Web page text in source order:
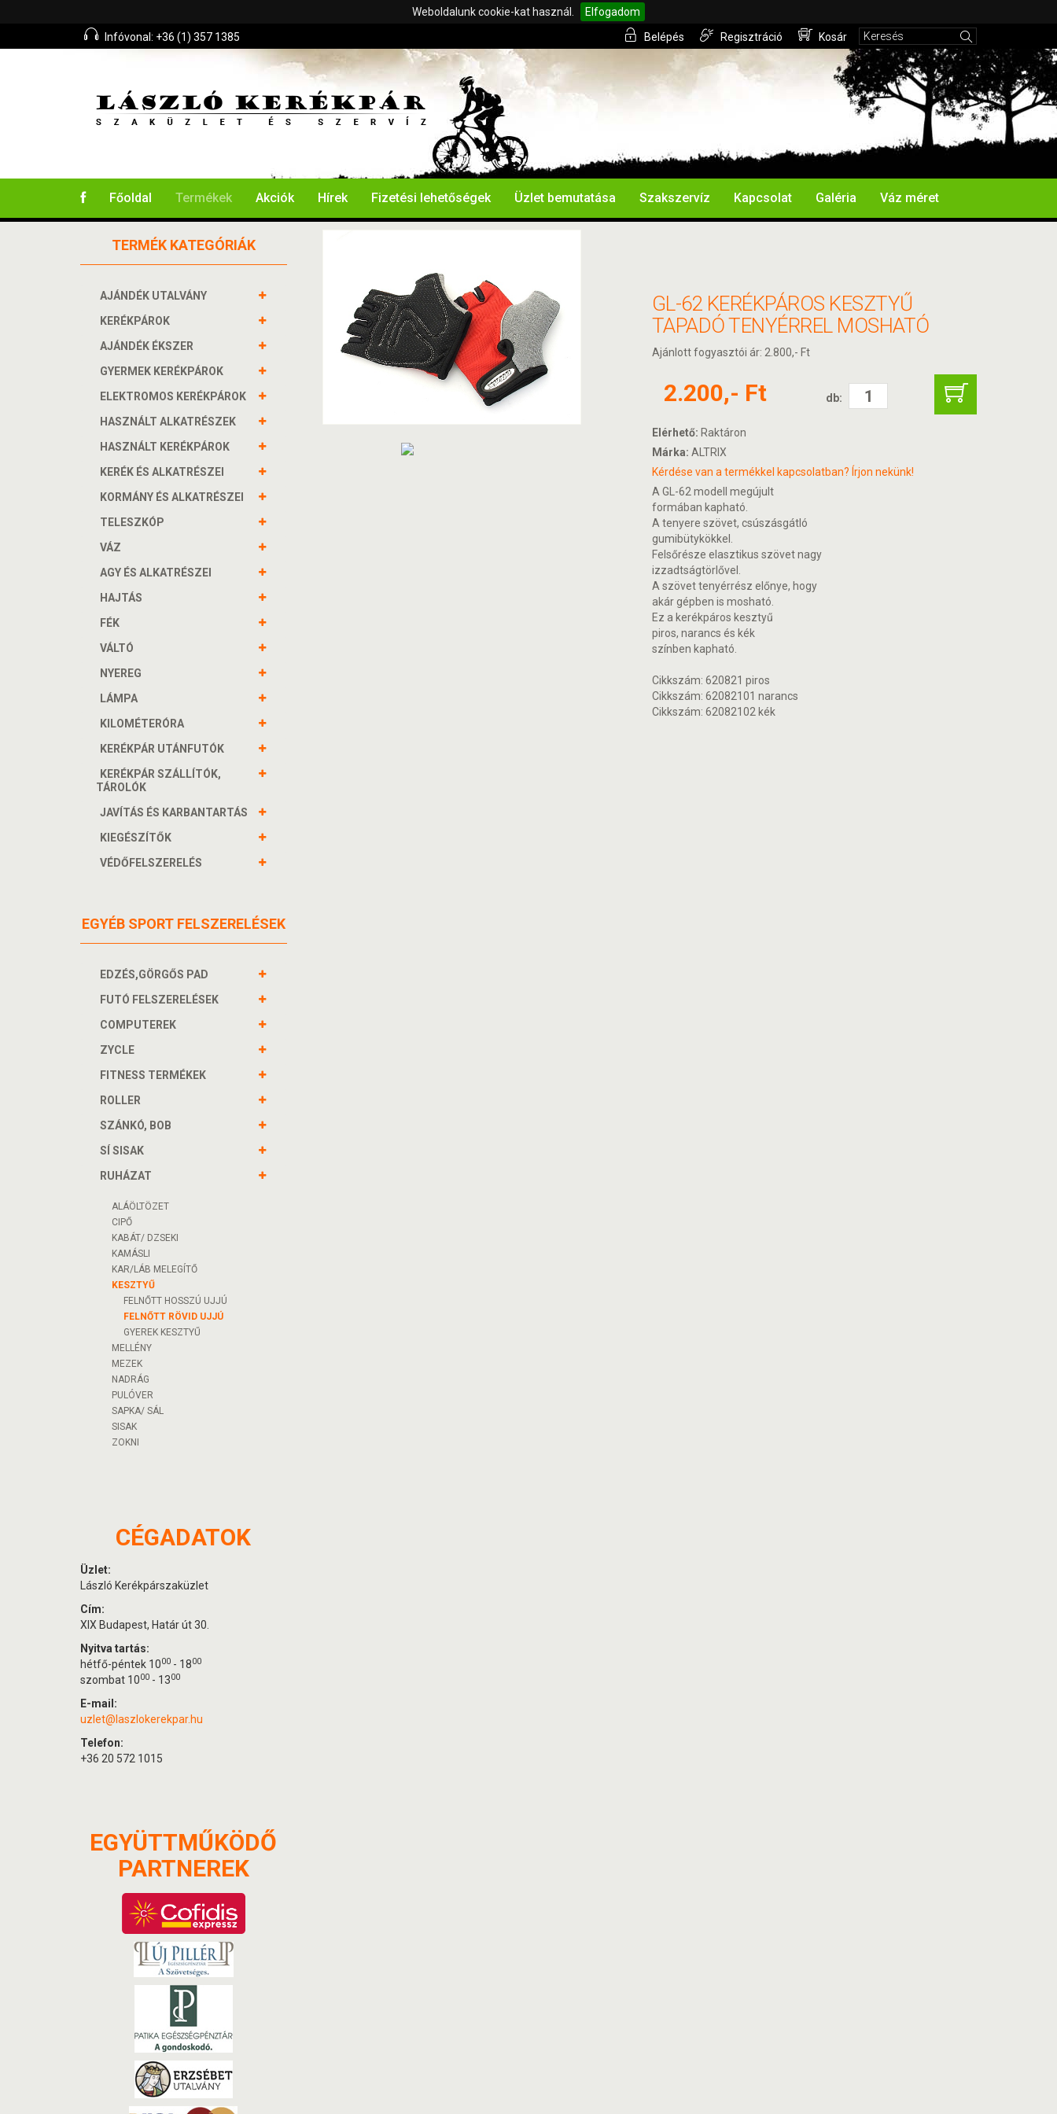
Weboldalunk cookie-kat használ.
Elfogadom
Infóvonal: +36 (1) 357 1385
Belépés Regisztráció Kosár
Főoldal Termékek Akciók Hírek Fizetési lehetőségek Üzlet bemutatása Szakszervíz Kapcsolat Galéria Váz méret
GL-62 KERÉKPÁROS KESZTYŰ
TAPADÓ TENYÉRREL MOSHATÓ
Ajánlott fogyasztói ár: 2.800,- Ft
2.200,- Ft db:
Elérhető: Raktáron
Márka: ALTRIX
Kérdése van a termékkel kapcsolatban? Írjon nekünk!
A GL-62 modell megújult
formában kapható.
A tenyere szövet, csúszásgátló
gumibütykökkel.
Felsőrésze elasztikus szövet nagy
izzadtságtörlővel.
A szövet tenyérrész előnye, hogy
akár gépben is mosható.
Ez a kerékpáros kesztyű
piros, narancs és kék
színben kapható.
Cikkszám: 620821 piros
Cikkszám: 62082101 narancs
Cikkszám: 62082102 kék
TERMÉK KATEGÓRIÁK
AJÁNDÉK UTALVÁNY
KERÉKPÁROK
AJÁNDÉK ÉKSZER
GYERMEK KERÉKPÁROK
ELEKTROMOS KERÉKPÁROK
HASZNÁLT ALKATRÉSZEK
HASZNÁLT KERÉKPÁROK
KERÉK ÉS ALKATRÉSZEI
KORMÁNY ÉS ALKATRÉSZEI
TELESZKÓP
VÁZ
AGY ÉS ALKATRÉSZEI
HAJTÁS
FÉK
VÁLTÓ
NYEREG
LÁMPA
KILOMÉTERÓRA
KERÉKPÁR UTÁNFUTÓK
KERÉKPÁR SZÁLLÍTÓK,
TÁROLÓK
JAVÍTÁS ÉS KARBANTARTÁS
KIEGÉSZÍTŐK
VÉDŐFELSZERELÉS
EGYÉB SPORT FELSZERELÉSEK
EDZÉS,GÖRGŐS PAD
FUTÓ FELSZERELÉSEK
COMPUTEREK
ZYCLE
FITNESS TERMÉKEK
ROLLER
SZÁNKÓ, BOB
SÍ SISAK
RUHÁZAT
ALÁÖLTÖZET
CIPŐ
KABÁT/ DZSEKI
KAMÁSLI
KAR/LÁB MELEGÍTŐ
KESZTYŰ
FELNŐTT HOSSZÚ UJJÚ
FELNŐTT RÖVID UJJÚ
GYEREK KESZTYŰ
MELLÉNY
MEZEK
NADRÁG
PULÓVER
SAPKA/ SÁL
SISAK
ZOKNI
CÉGADATOK
Üzlet:
László Kerékpárszaküzlet
Cím:
XIX Budapest, Határ út 30.
Nyitva tartás:
hétfő-péntek 1000 - 1800
szombat 1000 - 1300
E-mail:
uzlet@laszlokerekpar.hu
Telefon:
+36 20 572 1015
EGYÜTTMŰKÖDŐ
PARTNEREK